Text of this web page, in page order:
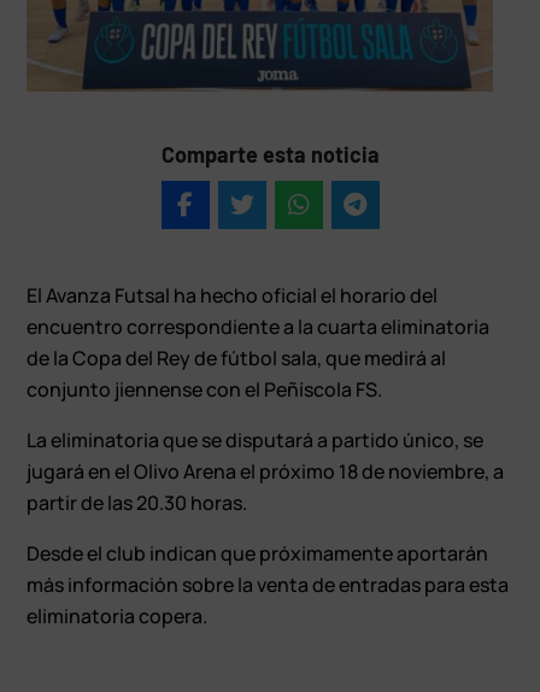
Comparte esta noticia
El Avanza Futsal ha hecho oficial el horario del
encuentro correspondiente a la cuarta eliminatoria
de la Copa del Rey de fútbol sala, que medirá al
conjunto jiennense con el Peñíscola FS.
La eliminatoria que se disputará a partido único, se
jugará en el Olivo Arena el próximo 18 de noviembre, a
partir de las 20.30 horas.
Desde el club indican que próximamente aportarán
más información sobre la venta de entradas para esta
eliminatoria copera.